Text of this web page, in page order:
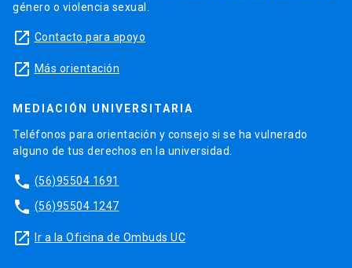
género o violencia sexual.
launch Contacto para apoyo
launch Más orientación
MEDIACIÓN UNIVERSITARIA
Teléfonos para orientación y consejo si se ha vulnerado
alguno de tus derechos en la universidad.
phone (56)95504 1691
phone (56)95504 1247
launch Ir a la Oficina de Ombuds UC